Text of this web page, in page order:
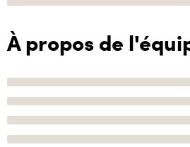
À propos de